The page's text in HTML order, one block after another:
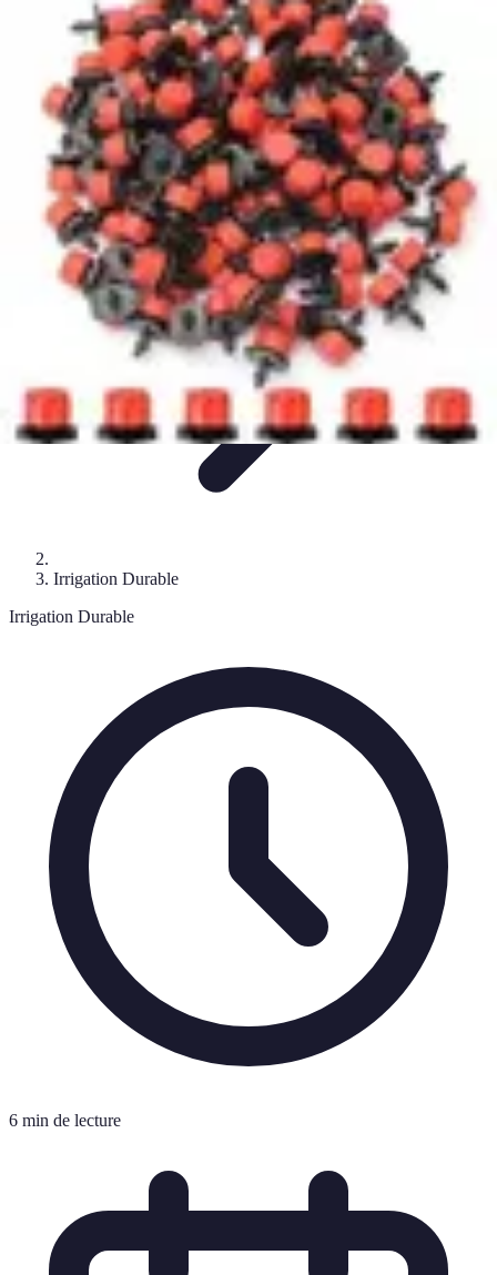
Système Irrigation
InstallationMaintenanceInnovations en irrigationInstallation et
RéglagesEntretien et Maintenance
Système Irrigation
Irrigation Durable
Irrigation Durable
6 min de lecture